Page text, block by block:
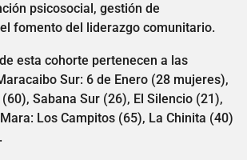
psicosocial, gestión de
fomento del liderazgo comunitario.
esta cohorte pertenecen a las
Sur: 6 de Enero (28 mujeres),
Sabana Sur (26), El Silencio (21),
Los Campitos (65), La Chinita (40)